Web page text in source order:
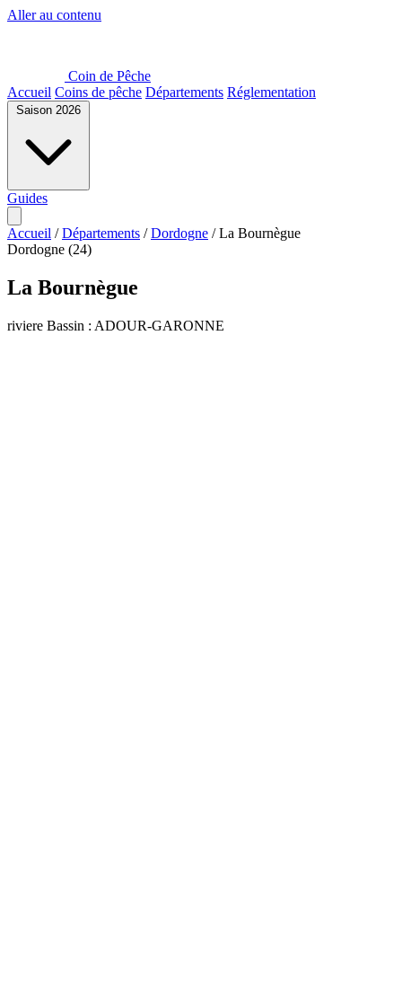
Aller au contenu
Coin de Pêche
Accueil Coins de pêche Départements Réglementation
Saison 2026
Guides
Accueil / Départements / Dordogne / La Bournègue
Dordogne (24)
La Bournègue
riviere Bassin : ADOUR-GARONNE